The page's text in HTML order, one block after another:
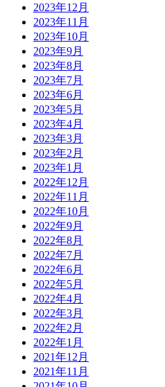
2023年12月
2023年11月
2023年10月
2023年9月
2023年8月
2023年7月
2023年6月
2023年5月
2023年4月
2023年3月
2023年2月
2023年1月
2022年12月
2022年11月
2022年10月
2022年9月
2022年8月
2022年7月
2022年6月
2022年5月
2022年4月
2022年3月
2022年2月
2022年1月
2021年12月
2021年11月